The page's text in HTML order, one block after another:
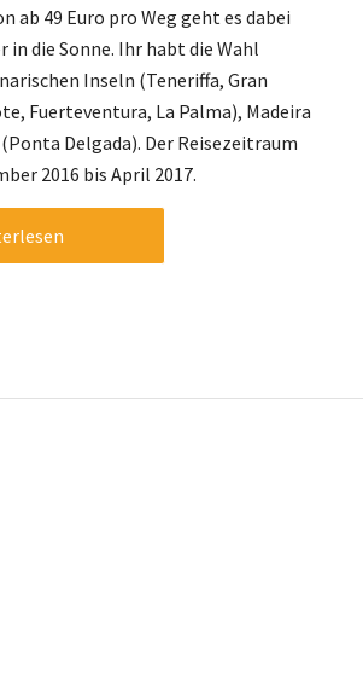
ab 49 Euro pro Weg geht es dabei
die Sonne. Ihr habt die Wahl
Inseln (Teneriffa, Gran
Fuerteventura, La Palma), Madeira
Delgada). Der Reisezeitraum
2016 bis April 2017.